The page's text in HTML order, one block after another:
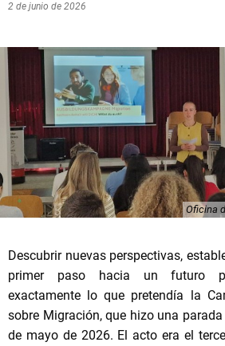
2 de junio de 2026
Oficina
Descubrir nuevas perspectivas,
primer paso hacia un futuro
exactamente lo que pretendía la
sobre Migración, que hizo una
de mayo de 2026. El acto era el